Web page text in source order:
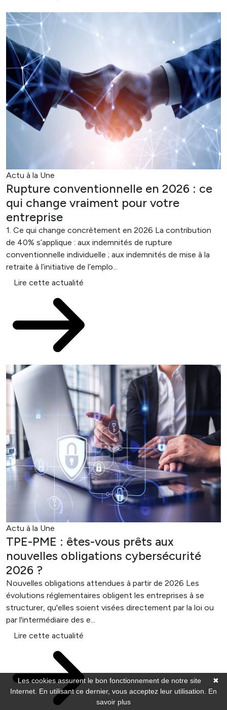
Actu à la Une
Rupture conventionnelle en 2026 : ce
qui change vraiment pour votre
entreprise
1. Ce qui change concrètement en 2026 La contribution
de 40% s’applique : aux indemnités de rupture
conventionnelle individuelle ; aux indemnités de mise à la
retraite à l’initiative de l’emplo...
Lire cette actualité
Actu à la Une
TPE-PME : êtes-vous prêts aux
nouvelles obligations cybersécurité
2026 ?
Nouvelles obligations attendues à partir de 2026 Les
évolutions réglementaires obligent les entreprises à se
structurer, qu'elles soient visées directement par la loi ou
par l'intermédiaire des e...
Lire cette actualité
✖
Les cookies assurent le bon fonctionnement de notre site
Internet. En utilisant ce dernier, vous acceptez leur utilisation. En
savoir plus